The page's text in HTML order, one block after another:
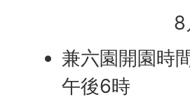
8
兼六園開園時
午後6時